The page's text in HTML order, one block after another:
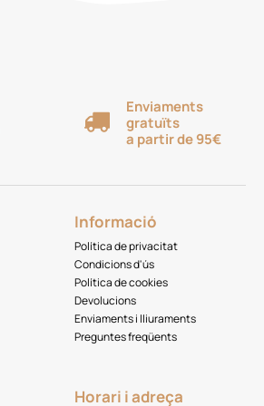
Enviaments
gratuïts
a partir de 95€
Informació
Política de privacitat
Condicions d'ús
Política de cookies
Devolucions
Enviaments i lliuraments
Preguntes freqüents
Horari i adreça